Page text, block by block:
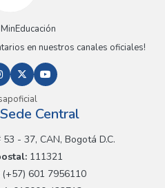
en nuestros canales oficiales!
Central
- 37, CAN, Bogotá D.C.
111321
601 7956110